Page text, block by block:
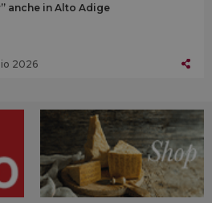
anche in Alto Adige
2026